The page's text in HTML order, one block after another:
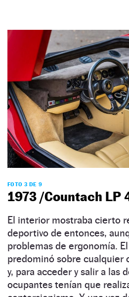
FOTO 3 DE 9
1973 /Countach LP
El interior mostraba cierto
deportivo de entonces,
problemas de ergonomía.
predominó sobre cualquier
y, para acceder y salir a las
ocupantes tenían que